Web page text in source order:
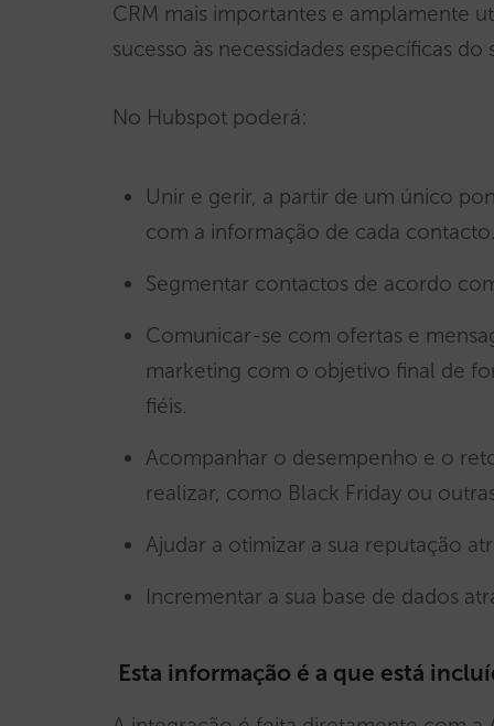
CRM mais importantes e amplamente
sucesso às necessidades específicas
No Hubspot poderá:
Unir e gerir, a partir de um único
com a informação de cada contacto.
Segmentar contactos de acordo
Comunicar-se com ofertas e
marketing com o objetivo final de
fiéis.
Acompanhar o desempenho e o
realizar, como Black Friday ou
Ajudar a otimizar a sua reputação
Incrementar a sua base de dados
Esta informação é a que está